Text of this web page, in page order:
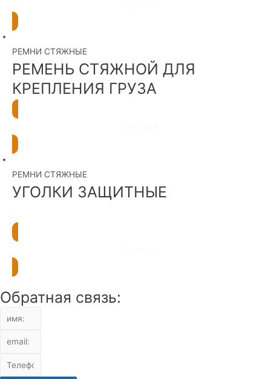
РЕМНИ СТЯЖНЫЕ
РЕМЕНЬ СТЯЖНОЙ ДЛЯ
КРЕПЛЕНИЯ ГРУЗА
РЕМНИ СТЯЖНЫЕ
УГОЛКИ ЗАЩИТНЫЕ
Обратная связь: